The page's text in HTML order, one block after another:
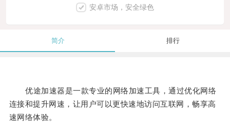
安卓市场，安全绿色
简介 排行
优途加速器是一款专业的网络加速工具，通过优化网络
连接和提升网速，让用户可以更快速地访问互联网，畅享高
速网络体验。